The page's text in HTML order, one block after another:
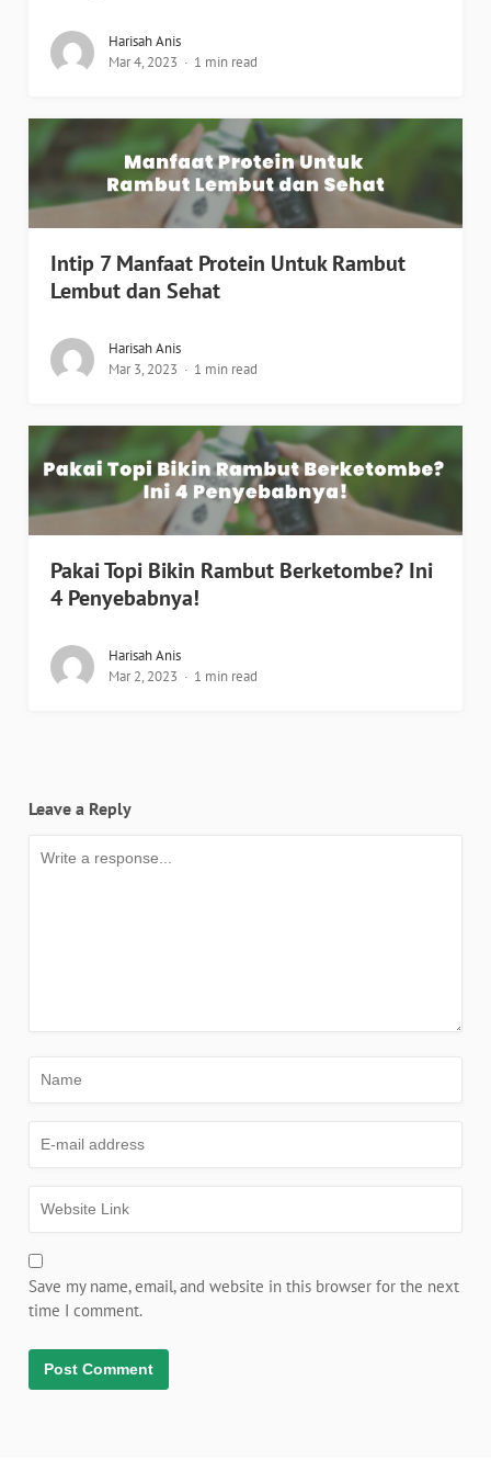
Harisah Anis
Mar 4, 2023
1 min read
Intip 7 Manfaat Protein Untuk Rambut
Lembut dan Sehat
Harisah Anis
Mar 3, 2023
1 min read
Pakai Topi Bikin Rambut Berketombe? Ini
4 Penyebabnya!
Harisah Anis
Mar 2, 2023
1 min read
Leave a Reply
Save my name, email, and website in this browser for the next
time I comment.